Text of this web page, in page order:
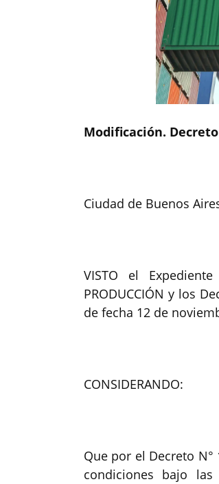
Modificación. Decreto
Ciudad de Buenos
VISTO el
PRODUCCIÓN y los
de fecha 12 de
CONSIDERANDO:
Que por el Decreto
condiciones bajo las